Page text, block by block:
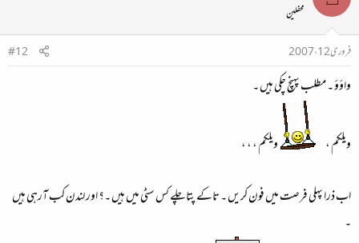
کب کا انتظار کر رہی کہ بس اب بس اب فرحت پہنچیں کہ پہنچیں ۔
ادھر پہنچ آئیے تو پھر گھر کا فون نمبر لکھواتی ہوں ۔
بس خیر خیریت سے پہنچنے کی کریں ۔
محفلین
فروری 12، 2007
#12
واؤؤ ۔ مطلب پہنچ چکی ہیں ۔
ویلکم ، ویلکم ، ، ،
اب ذرا پہلی فرصت میں فون کریں ۔ تاکے پتا چلے کس سٹی میں ہیں ۔؟ اور لندن کب آرہی ہیں
۔